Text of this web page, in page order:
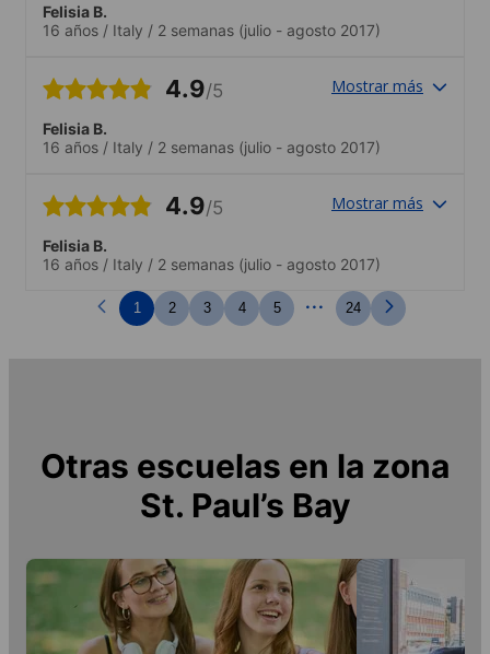
Felisia B.
16 años / Italy / 2 semanas (julio - agosto 2017)
4.9/5 Mostrar más
Felisia B.
16 años / Italy / 2 semanas (julio - agosto 2017)
4.9/5 Mostrar más
Felisia B.
16 años / Italy / 2 semanas (julio - agosto 2017)
1 2 3 4 5 ... 24
Otras escuelas en la zona
St. Paul’s Bay